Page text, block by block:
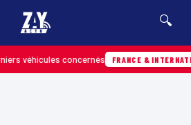
🔍
concernés FRANCE & INTERNATIONALE